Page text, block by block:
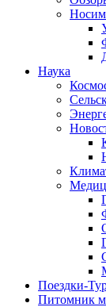
Наука
Поездки-
Питомник